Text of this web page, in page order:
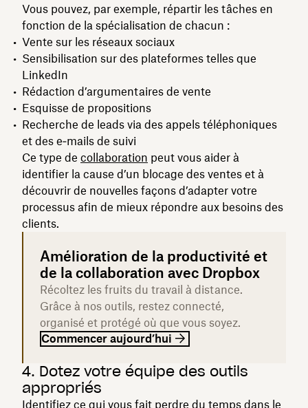
Vous pouvez, par exemple, répartir les tâches en
fonction de la spécialisation de chacun :
Vente sur les réseaux sociaux
Sensibilisation sur des plateformes telles que
LinkedIn
Rédaction d’argumentaires de vente
Esquisse de propositions
Recherche de leads via des appels téléphoniques
et des e‑mails de suivi
Ce type de collaboration peut vous aider à
identifier la cause d’un blocage des ventes et à
découvrir de nouvelles façons d’adapter votre
processus afin de mieux répondre aux besoins des
clients.
Amélioration de la productivité et
de la collaboration avec Dropbox
Récoltez les fruits du travail à distance.
Grâce à nos outils, restez connecté,
organisé et protégé où que vous soyez.
Commencer aujourd’hui
4. Dotez votre équipe des outils
appropriés
Identifiez ce qui vous fait perdre du temps dans le